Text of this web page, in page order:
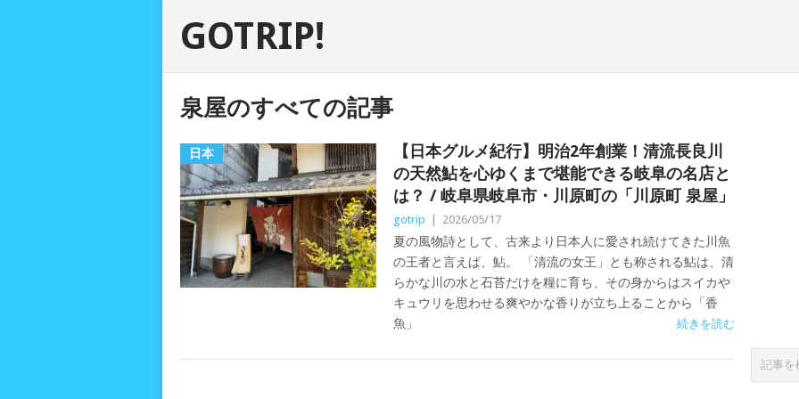
GOTRIP!
泉屋のすべての記事
日本
【日本グルメ紀行】明治2年創業！清流長良川
の天然鮎を心ゆくまで堪能できる岐阜の名店と
は？ / 岐阜県岐阜市・川原町の「川原町 泉屋」
gotrip 2026/05/17
夏の風物詩として、古来より日本人に愛され続けてきた川魚
の王者と言えば、鮎。 「清流の女王」とも称される鮎は、清
らかな川の水と石苔だけを糧に育ち、その身からはスイカや
キュウリを思わせる爽やかな香りが立ち上ることから「香
魚」
続きを読む